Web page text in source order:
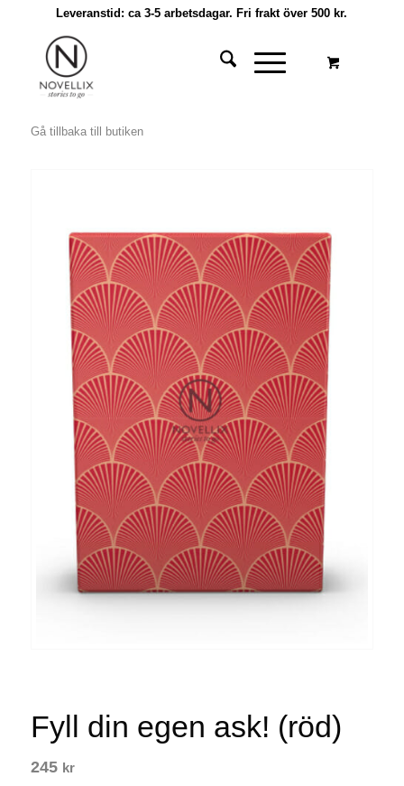
Leveranstid: ca 3-5 arbetsdagar. Fri frakt över 500 kr.
Gå tillbaka till butiken
Fyll din egen ask! (röd)
245 kr